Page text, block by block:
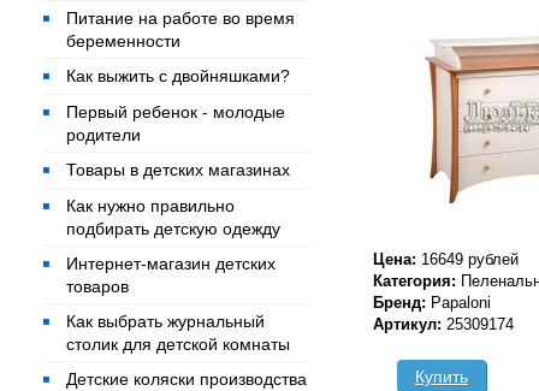
Питание на работе во время
беременности
Как выжить с двойняшками?
Первый ребенок - молодые
родители
Товары в детских магазинах
Как нужно правильно
подбирать детскую одежду
Интернет-магазин детских
товаров
Как выбрать журнальный
столик для детской комнаты
Детские коляски производства
Цена: 16649 рублей
Категория:
Бренд: Papaloni
Артикул: 25309174
Купить